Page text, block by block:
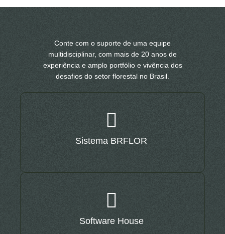
Conte com o suporte de uma equipe
multidisciplinar, com mais de 20 anos de
experiência e amplo portfólio e vivência dos
desafios do setor florestal no Brasil.
Sistema BRFLOR
Software House